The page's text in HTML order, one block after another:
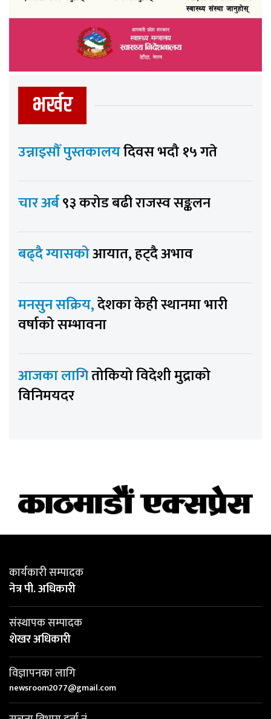
भर्खर
उन्नाइसौँ पुस्तकालयदिवस भदौ १५ गते
चार अर्ब९३ करोड बढी राजस्व सङ्कलन
बढ्दै ग्यासकोआयात, हट्दै अभाव
मनसुन सक्रिय,देशका केही स्थानमा भारी
वर्षाको सम्भावना
आजका लागितोकियो विदेशी मुद्राको
विनिमयदर
कार्यकारी सम्पादक
नेत्र पी. अधिकारी
संस्थापक सम्पादक
शेखर अधिकारी
विज्ञापनका लागि
newsroom2077@gmail.com